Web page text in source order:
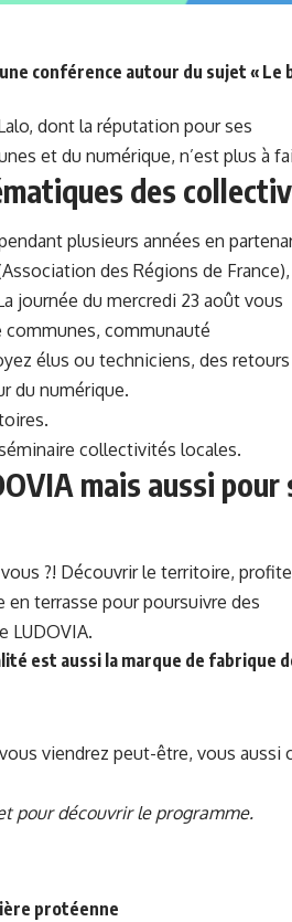
conférence autour du sujet « Le
dont la réputation pour ses
et du numérique, n’est plus à
des
plusieurs années en
des Régions de France),
journée du mercredi 23 août vous
communauté
élus ou techniciens, des retours
du numérique.
collectivités locales.
mais aussi pour
?! Découvrir le territoire,
terrasse pour poursuivre des
LUDOVIA.
est aussi la marque de fabrique
viendrez peut-être, vous aussi
pour découvrir le programme.
protéenne